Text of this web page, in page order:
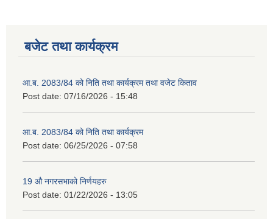
बजेट तथा कार्यक्रम
आ.ब. 2083/84 को निति तथा कार्यक्रम तथा वजेट किताव
Post date: 07/16/2026 - 15:48
आ.ब. 2083/84 को निति तथा कार्यक्रम
Post date: 06/25/2026 - 07:58
19 औ नगरसभाको निर्णयहरु
Post date: 01/22/2026 - 13:05